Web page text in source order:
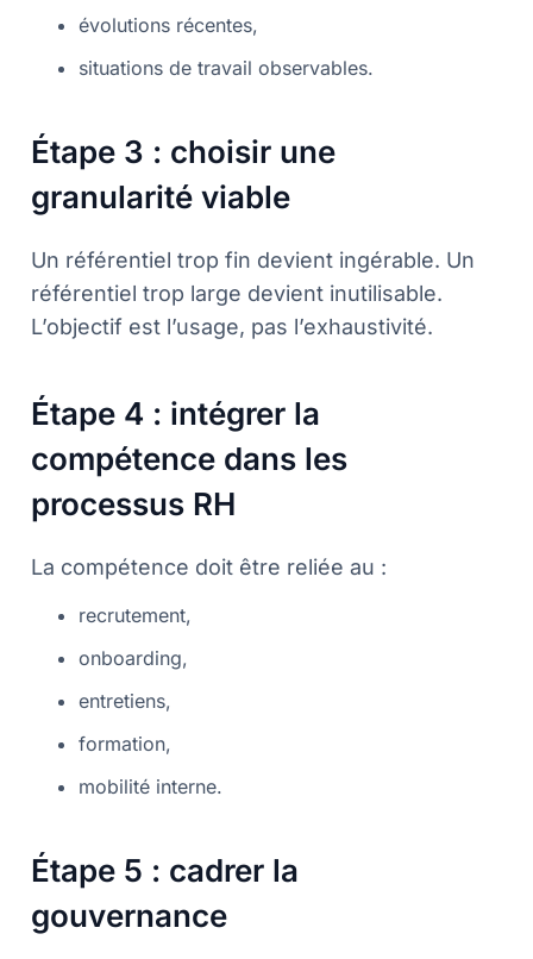
évolutions récentes,
situations de travail observables.
Étape 3 : choisir une
granularité viable
Un référentiel trop fin devient ingérable. Un
référentiel trop large devient inutilisable.
L’objectif est l’usage, pas l’exhaustivité.
Étape 4 : intégrer la
compétence dans les
processus RH
La compétence doit être reliée au :
recrutement,
onboarding,
entretiens,
formation,
mobilité interne.
Étape 5 : cadrer la
gouvernance